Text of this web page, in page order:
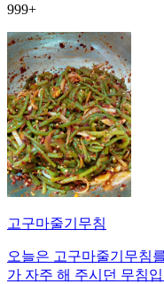
999+
고구마줄기무침
오늘은 고구마줄기무침
가 자주 해 주시던 무침